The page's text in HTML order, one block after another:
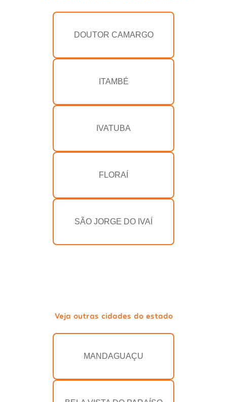
DOUTOR CAMARGO
ITAMBÉ
IVATUBA
FLORAÍ
SÃO JORGE DO IVAÍ
Veja outras cidades do estado
MANDAGUAÇU